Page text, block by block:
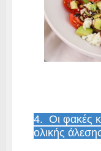
4. Οι φακές
ολικής